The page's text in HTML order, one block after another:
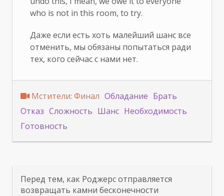
who is not in this room, to try.
Даже если есть хоть малейший шанс все
отменить, мы обязаны попытаться ради
тех, кого сейчас с нами нет.
Мстители: Финал Обладание Брать
Отказ Сложность Шанс Необходимость
Готовность
Перед тем, как Роджерс отправляется
возвращать камни бесконечности